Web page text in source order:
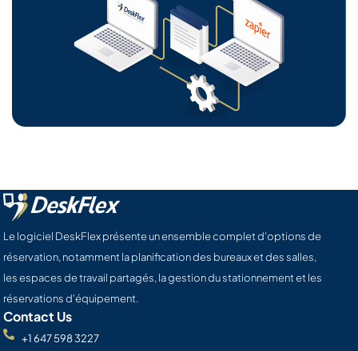
Le logiciel DeskFlex présente un ensemble complet d'options de
réservation, notamment la planification des bureaux et des salles,
les espaces de travail partagés, la gestion du stationnement et les
réservations d'équipement.
Contact Us
+1 647 598 3227